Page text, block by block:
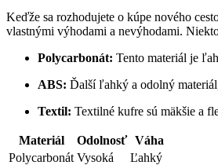
Keďže sa rozhodujete o kúpe nového
vlastnými výhodami a nevýhodami.
Polycarbonát: Tento materiál je
ABS: Ďalší ľahký a odolný
Textil: Textilné kufre sú mäkšie a
Materiál Odolnosť Váha
Polycarbonát Vysoká Ľahký